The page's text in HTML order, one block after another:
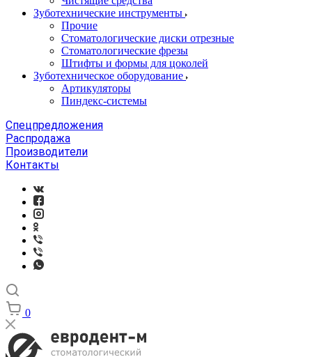
Зуботехнические инструменты
Прочие
Стоматологические диски отрезные
Стоматологические фрезы
Штифты и формы для цоколей
Зуботехническое оборудование
Артикуляторы
Пиндекс-системы
Спецпредложения
Распродажа
Производители
Контакты
0